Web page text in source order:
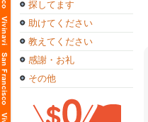
探してます
助けてください
教えてください
感謝・お礼
その他